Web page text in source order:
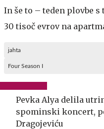
In še to – teden plovbe s
30 tisoč evrov na
jahta
Four Season I
Pevka Alya delila
spominski koncert,
Dragojeviću